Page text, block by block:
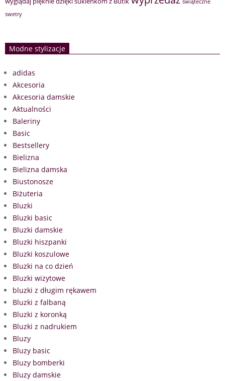
swetry
Modne stylizacje
adidas
Akcesoria
Akcesoria damskie
Aktualności
Baleriny
Basic
Bestsellery
Bielizna
Bielizna damska
Biustonosze
Biżuteria
Bluzki
Bluzki basic
Bluzki damskie
Bluzki hiszpanki
Bluzki koszulowe
Bluzki na co dzień
Bluzki wizytowe
bluzki z długim rękawem
Bluzki z falbaną
Bluzki z koronką
Bluzki z nadrukiem
Bluzy
Bluzy basic
Bluzy bomberki
Bluzy damskie